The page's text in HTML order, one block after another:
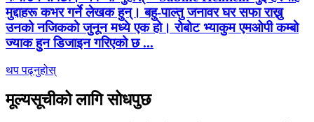
मुद्दाहरू कभर गर्ने लेखक हुन्। बहु-पाल्तु जनावर घर सफा राख्नु
उनको नजिकको जुनून मध्ये एक हो। रोबोट भ्याकुम एमओपी कम्बो
ज्याक हुन डिजाइन गरिएको छ ...
थप पढ्नुहोस्
मूल्यसूचीको लागि सोधपुछ